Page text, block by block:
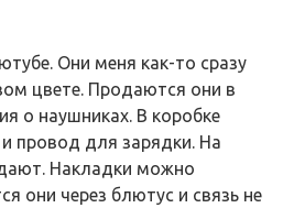
Они меня как-то сразу
цвете. Продаются они в
о наушниках. В коробке
провод для зарядки. На
Накладки можно
они через блютус и связь не